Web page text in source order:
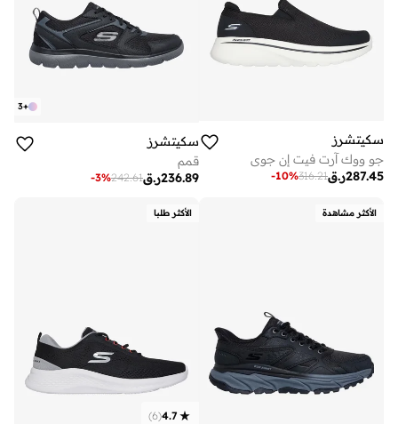
سكيتشرز
جو ووك آرت فيت إن جوي
ر.ق287.45
316.21
-10%
+
3
سكيتشرز
قمم
ر.ق236.89
242.61
-3%
الأكثر مشاهدة الأكثر طلبا
4.7
(
6
)